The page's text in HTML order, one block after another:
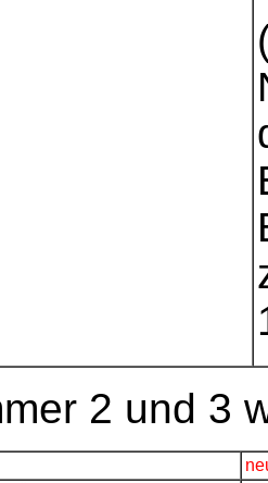
2 und 3